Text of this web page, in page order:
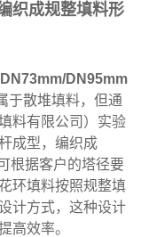
织成规整填料形
DN73mm/DN95mm
于散堆填料，但通
料有限公司）实验
成型 ，编织成
根据客户的塔径要
环填料按照规整填
计方式，这种设计
高效率。